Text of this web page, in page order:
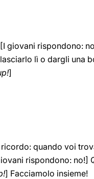
giovani rispondono:
lì o dargli una
]
quando voi
rispondono: no!]
] Facciamolo insieme!